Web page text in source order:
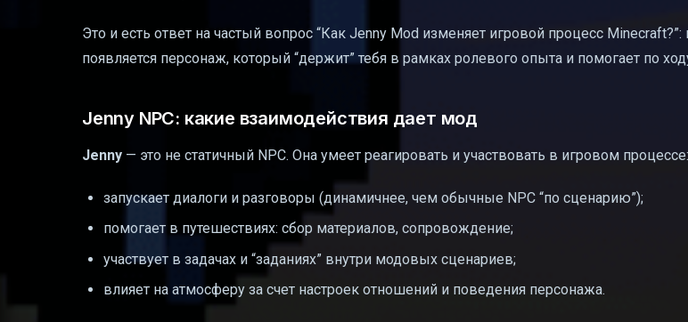
Это и есть ответ на частый вопрос “Как Jenny Mod изменяет игровой процесс Minecraft?”:
появляется персонаж, который “держит” тебя в рамках ролевого опыта и помогает по
Jenny NPC: какие взаимодействия дает мод
Jenny — это не статичный NPC. Она умеет реагировать и участвовать в игровом процессе:
запускает диалоги и разговоры (динамичнее, чем обычные NPC “по сценарию”);
помогает в путешествиях: сбор материалов, сопровождение;
участвует в задачах и “заданиях” внутри модовых сценариев;
влияет на атмосферу за счет настроек отношений и поведения персонажа.